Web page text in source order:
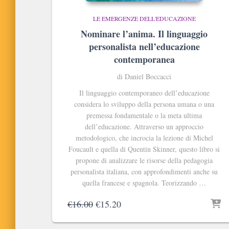
LE EMERGENZE DELL'EDUCAZIONE
Nominare l’anima. Il linguaggio
personalista nell’educazione
contemporanea
di Daniel Boccacci
Il linguaggio contemporaneo dell’educazione
considera lo sviluppo della persona umana o una
premessa fondamentale o la meta ultima
dell’educazione. Attraverso un approccio
metodologico, che incrocia la lezione di Michel
Foucault e quella di Quentin Skinner, questo libro si
propone di analizzare le risorse della pedagogia
personalista italiana, con approfondimenti anche su
quella francese e spagnola. Teorizzando …
€16.00 Il
originale
€15.20Il
attuale